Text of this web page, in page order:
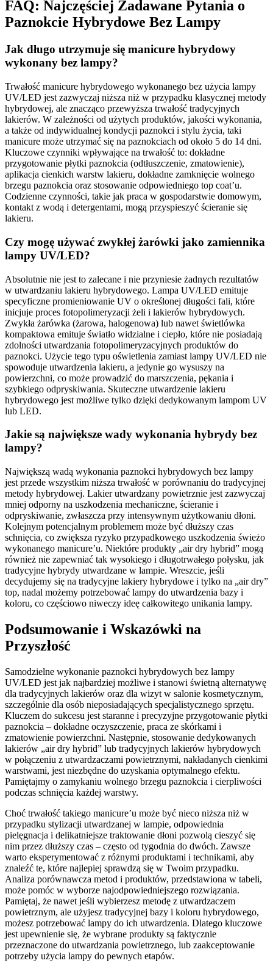
FAQ: Najczęściej Zadawane Pytania o
Paznokcie Hybrydowe Bez Lampy
Jak długo utrzymuje się manicure hybrydowy
wykonany bez lampy?
Trwałość manicure hybrydowego wykonanego bez użycia lampy
UV/LED jest zazwyczaj niższa niż w przypadku klasycznej metody
hybrydowej, ale znacząco przewyższa trwałość tradycyjnych
lakierów. W zależności od użytych produktów, jakości wykonania,
a także od indywidualnej kondycji paznokci i stylu życia, taki
manicure może utrzymać się na paznokciach od około 5 do 14 dni.
Kluczowe czynniki wpływające na trwałość to: dokładne
przygotowanie płytki paznokcia (odtłuszczenie, zmatowienie),
aplikacja cienkich warstw lakieru, dokładne zamknięcie wolnego
brzegu paznokcia oraz stosowanie odpowiedniego top coat’u.
Codzienne czynności, takie jak praca w gospodarstwie domowym,
kontakt z wodą i detergentami, mogą przyspieszyć ścieranie się
lakieru.
Czy mogę używać zwykłej żarówki jako zamiennika
lampy UV/LED?
Absolutnie nie jest to zalecane i nie przyniesie żadnych rezultatów
w utwardzaniu lakieru hybrydowego. Lampa UV/LED emituje
specyficzne promieniowanie UV o określonej długości fali, które
inicjuje proces fotopolimeryzacji żeli i lakierów hybrydowych.
Zwykła żarówka (żarowa, halogenowa) lub nawet świetlówka
kompaktowa emituje światło widzialne i ciepło, które nie posiadają
zdolności utwardzania fotopolimeryzacyjnych produktów do
paznokci. Użycie tego typu oświetlenia zamiast lampy UV/LED nie
spowoduje utwardzenia lakieru, a jedynie go wysuszy na
powierzchni, co może prowadzić do marszczenia, pękania i
szybkiego odpryskiwania. Skuteczne utwardzenie lakieru
hybrydowego jest możliwe tylko dzięki dedykowanym lampom UV
lub LED.
Jakie są największe wady wykonania hybrydy bez
lampy?
Największą wadą wykonania paznokci hybrydowych bez lampy
jest przede wszystkim niższa trwałość w porównaniu do tradycyjnej
metody hybrydowej. Lakier utwardzany powietrznie jest zazwyczaj
mniej odporny na uszkodzenia mechaniczne, ścieranie i
odpryskiwanie, zwłaszcza przy intensywnym użytkowaniu dłoni.
Kolejnym potencjalnym problemem może być dłuższy czas
schnięcia, co zwiększa ryzyko przypadkowego uszkodzenia świeżo
wykonanego manicure’u. Niektóre produkty „air dry hybrid” mogą
również nie zapewniać tak wysokiego i długotrwałego połysku, jak
tradycyjne hybrydy utwardzane w lampie. Wreszcie, jeśli
decydujemy się na tradycyjne lakiery hybrydowe i tylko na „air dry”
top, nadal możemy potrzebować lampy do utwardzenia bazy i
koloru, co częściowo niweczy ideę całkowitego unikania lampy.
Podsumowanie i Wskazówki na
Przyszłość
Samodzielne wykonanie paznokci hybrydowych bez lampy
UV/LED jest jak najbardziej możliwe i stanowi świetną alternatywę
dla tradycyjnych lakierów oraz dla wizyt w salonie kosmetycznym,
szczególnie dla osób nieposiadających specjalistycznego sprzętu.
Kluczem do sukcesu jest staranne i precyzyjne przygotowanie płytki
paznokcia – dokładne oczyszczenie, praca ze skórkami i
zmatowienie powierzchni. Następnie, stosowanie dedykowanych
lakierów „air dry hybrid” lub tradycyjnych lakierów hybrydowych
w połączeniu z utwardzaczami powietrznymi, nakładanych cienkimi
warstwami, jest niezbędne do uzyskania optymalnego efektu.
Pamiętajmy o zamykaniu wolnego brzegu paznokcia i cierpliwości
podczas schnięcia każdej warstwy.
Choć trwałość takiego manicure’u może być nieco niższa niż w
przypadku stylizacji utwardzanej w lampie, odpowiednia
pielęgnacja i delikatniejsze traktowanie dłoni pozwolą cieszyć się
nim przez dłuższy czas – często od tygodnia do dwóch. Zawsze
warto eksperymentować z różnymi produktami i technikami, aby
znaleźć te, które najlepiej sprawdzą się w Twoim przypadku.
Analiza porównawcza metod i produktów, przedstawiona w tabeli,
może pomóc w wyborze najodpowiedniejszego rozwiązania.
Pamiętaj, że nawet jeśli wybierzesz metodę z utwardzaczem
powietrznym, ale użyjesz tradycyjnej bazy i koloru hybrydowego,
możesz potrzebować lampy do ich utwardzenia. Dlatego kluczowe
jest upewnienie się, że wybrane produkty są faktycznie
przeznaczone do utwardzania powietrznego, lub zaakceptowanie
potrzeby użycia lampy do pewnych etapów.